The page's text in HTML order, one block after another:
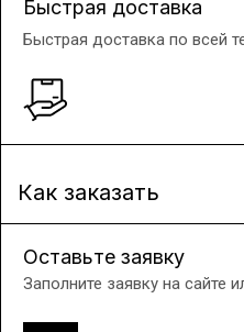
Быстрая доставка
Быстрая доставка по всей
Как заказать
Оставьте заявку
Заполните заявку на сайте